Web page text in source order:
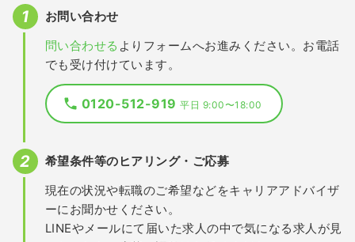
お問い合わせ
問い合わせる よりフォームへお進みください。お電話
でも受け付けています。
0120-512-919平日 9:00〜18:00
希望条件等のヒアリング・ご応募
現在の状況や転職のご希望などをキャリアアドバイザ
ーにお聞かせください。
LINEやメールにて届いた求人の中で気になる求人が見